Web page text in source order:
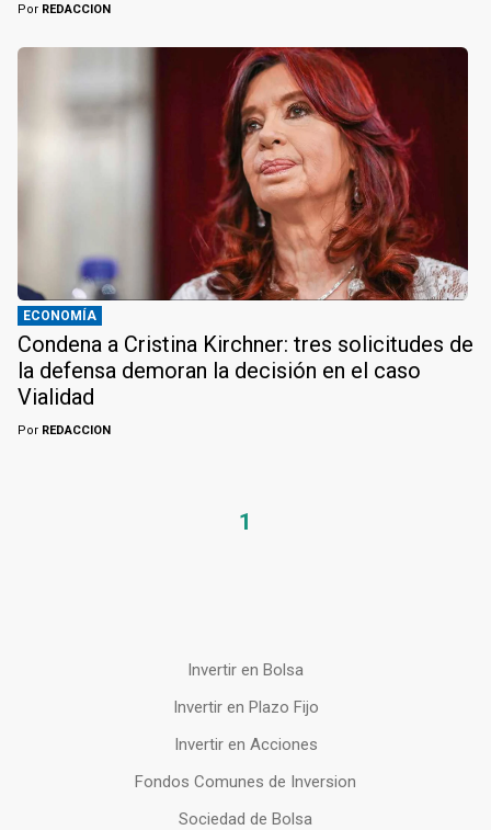
Por REDACCION
ECONOMÍA
Condena a Cristina Kirchner: tres solicitudes de
la defensa demoran la decisión en el caso
Vialidad
Por REDACCION
1
Invertir en Bolsa
Invertir en Plazo Fijo
Invertir en Acciones
Fondos Comunes de Inversion
Sociedad de Bolsa